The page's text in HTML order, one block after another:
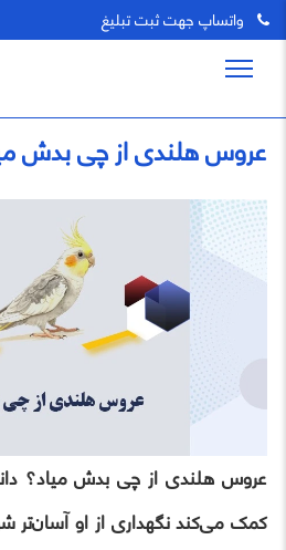
واتساپ جهت ثبت تبلیغ
عروس هلندی از چی بدش
عروس هلندی از چی بدش میاد؟
کمک می‌کند نگهداری از او آسان‌تر